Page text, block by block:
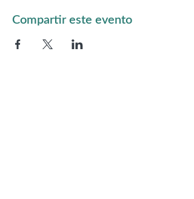
Compartir este evento